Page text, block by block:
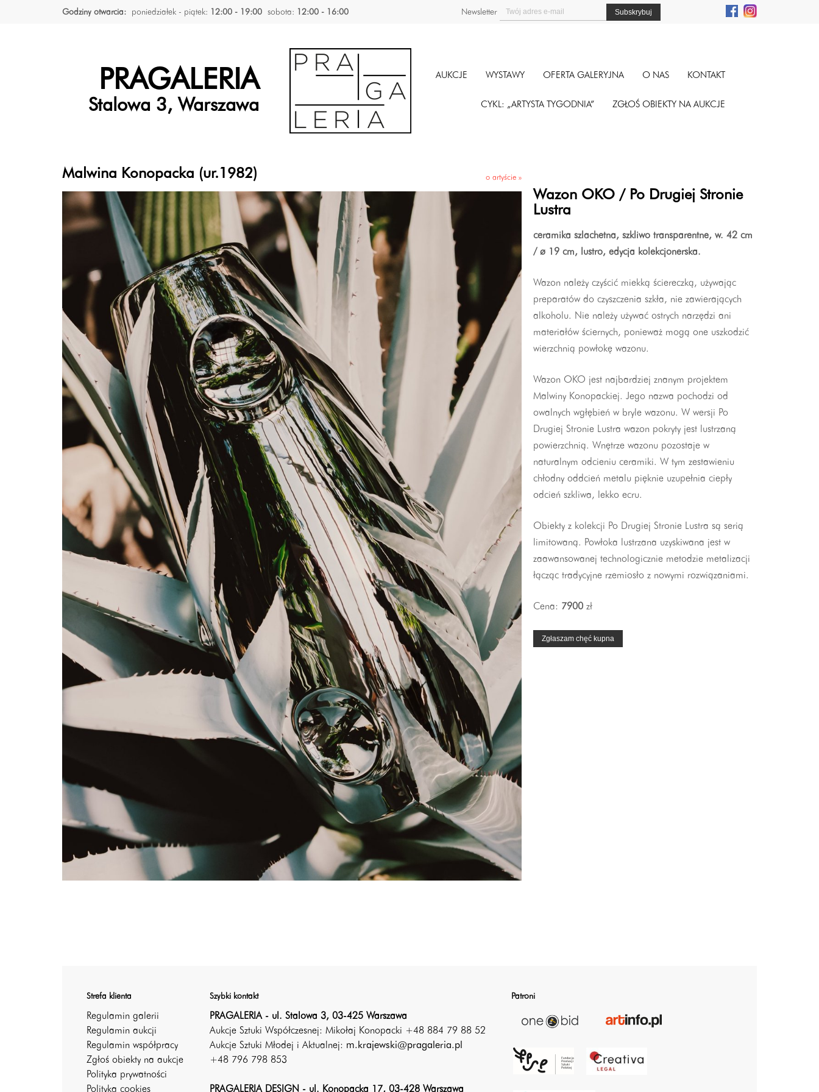
Godziny otwarcia: poniedziałek - piątek: 12:00 - 19:00 sobota: 12:00 - 16:00 Newsletter
PRAGALERIA
Stalowa 3, Warszawa
AUKCJE WYSTAWY OFERTA GALERYJNA O NAS KONTAKT
CYKL: „ARTYSTA TYGODNIA” ZGŁOŚ OBIEKTY NA AUKCJE
Malwina Konopacka (ur.1982) o artyście »
Wazon OKO / Po Drugiej Stronie
Lustra
ceramika szlachetna, szkliwo transparentne, w. 42 cm
/ ø 19 cm, lustro, edycja kolekcjonerska.
Wazon należy czyścić miekką ściereczką, używając
preparatów do czyszczenia szkła, nie zawierających
alkoholu. Nie należy używać ostrych narzędzi ani
materiałów ściernych, ponieważ mogą one uszkodzić
wierzchnią powłokę wazonu.
Wazon OKO jest najbardziej znanym projektem
Malwiny Konopackiej. Jego nazwa pochodzi od
owalnych wgłębień w bryle wazonu. W wersji Po
Drugiej Stronie Lustra wazon pokryty jest lustrzaną
powierzchnią. Wnętrze wazonu pozostaje w
naturalnym odcieniu ceramiki. W tym zestawieniu
chłodny oddcień metalu pięknie uzupełnia ciepły
odcień szkliwa, lekko ecru.
Obiekty z kolekcji Po Drugiej Stronie Lustra są serią
limitowaną. Powłoka lustrzana uzyskiwana jest w
zaawansowanej technologicznie metodzie metalizacji
łącząc tradycyjne rzemiosło z nowymi rozwiązaniami.
Cena: 7900zł
Zgłaszam chęć kupna
Strefa klienta
Regulamin galerii
Regulamin aukcji
Regulamin współpracy
Zgłoś obiekty na aukcje
Polityka prywatności
Polityka cookies
Szybki kontakt
PRAGALERIA - ul. Stalowa 3, 03-425 Warszawa
Aukcje Sztuki Współczesnej: Mikołaj Konopacki +48 884 79 88 52
Aukcje Sztuki Młodej i Aktualnej: m.krajewski@pragaleria.pl
+48 796 798 853
PRAGALERIA DESIGN - ul. Konopacka 17, 03-428 Warszawa
Patroni